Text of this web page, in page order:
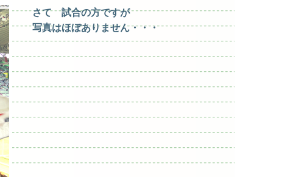
さて 試合の方ですが
写真はほぼありません・・・